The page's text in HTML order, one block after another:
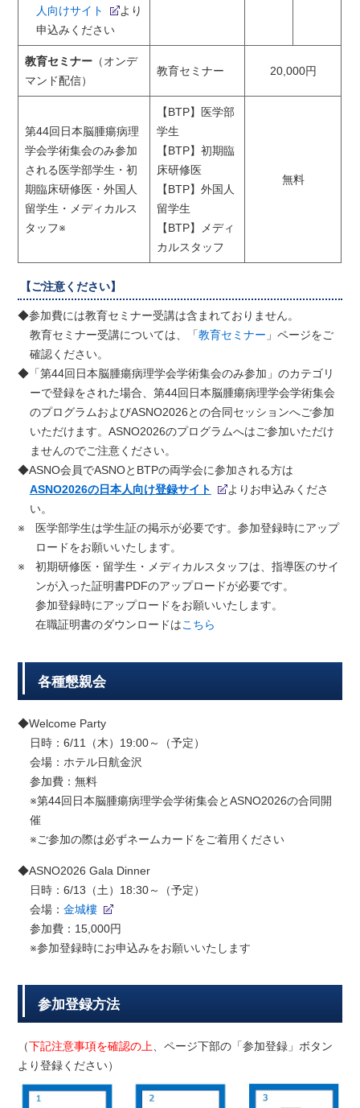
人向けサイト
より
申込みください
教育セミナー（オンデ
マンド配信）
教育セミナー 20,000円
第44回日本脳腫瘍病理
学会学術集会のみ参加
される医学部学生・初
期臨床研修医・外国人
留学生・メディカルス
タッフ※
【BTP】医学部
学生
【BTP】初期臨
床研修医
【BTP】外国人
留学生
【BTP】メディ
カルスタッフ
無料
【ご注意ください】
◆参加費には教育セミナー受講は含まれておりません。
教育セミナー受講については、「教育セミナー 」ページをご
確認ください。
◆「第44回日本脳腫瘍病理学会学術集会のみ参加」のカテゴリ
ーで登録をされた場合、第44回日本脳腫瘍病理学会学術集会
のプログラムおよびASNO2026との合同セッションへご参加
いただけます。ASNO2026のプログラムへはご参加いただけ
ませんのでご注意ください。
◆ASNO会員でASNOとBTPの両学会に参加される方は
ASNO2026の日本人向け登録サイト
よりお申込みくださ
い。
※
医学部学生は学生証の掲示が必要です。参加登録時にアップ
ロードをお願いいたします。
※
初期研修医・留学生・メディカルスタッフは、指導医のサイ
ンが入った証明書PDFのアップロードが必要です。
参加登録時にアップロードをお願いいたします。
在職証明書のダウンロードはこちら
各種懇親会
◆Welcome Party
日時：6/11（木）19:00～（予定）
会場：ホテル日航金沢
参加費：無料
※第44回日本脳腫瘍病理学会学術集会とASNO2026の合同開
催
※ご参加の際は必ずネームカードをご着用ください
◆ASNO2026 Gala Dinner
日時：6/13（土）18:30～（予定）
会場： 金城樓
参加費：15,000円
※参加登録時にお申込みをお願いいたします
参加登録方法
（下記注意事項を確認の上、ページ下部の「参加登録」ボタン
より登録ください）